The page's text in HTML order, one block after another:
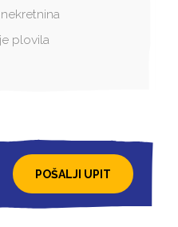
plovila
POŠALJI UPIT